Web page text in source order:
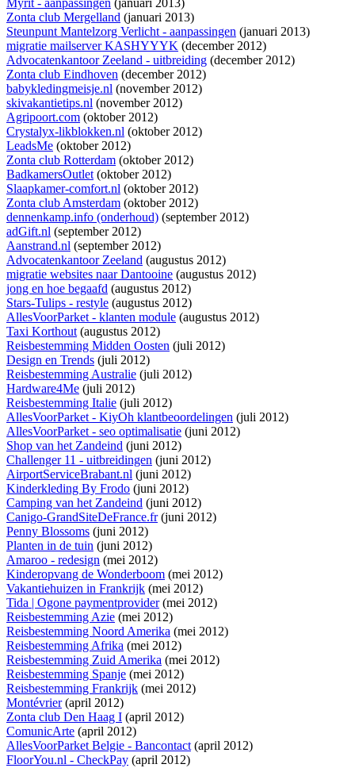
Myrit - aanpassingen (januari 2013)
Zonta club Mergelland (januari 2013)
Steunpunt Mantelzorg Verlicht - aanpassingen (januari 2013)
migratie mailserver KASHYYYK (december 2012)
Advocatenkantoor Zeeland - uitbreiding (december 2012)
Zonta club Eindhoven (december 2012)
babykledingmeisje.nl (november 2012)
skivakantietips.nl (november 2012)
Agripoort.com (oktober 2012)
Crystalyx-likblokken.nl (oktober 2012)
LeadsMe (oktober 2012)
Zonta club Rotterdam (oktober 2012)
BadkamersOutlet(oktober 2012)
Slaapkamer-comfort.nl (oktober 2012)
Zonta club Amsterdam (oktober 2012)
dennenkamp.info (onderhoud) (september 2012)
adGift.nl (september 2012)
Aanstrand.nl (september 2012)
Advocatenkantoor Zeeland (augustus 2012)
migratie websites naar Dantooine (augustus 2012)
jong en hoe begaafd (augustus 2012)
Stars-Tulips - restyle (augustus 2012)
AllesVoorParket - klanten module (augustus 2012)
Taxi Korthout(augustus 2012)
Reisbestemming Midden Oosten (juli 2012)
Design en Trends (juli 2012)
Reisbestemming Australie (juli 2012)
Hardware4Me (juli 2012)
Reisbestemming Italie (juli 2012)
AllesVoorParket - KiyOh klantbeoordelingen (juli 2012)
AllesVoorParket - seo optimalisatie (juni 2012)
Shop van het Zandeind (juni 2012)
Challenger 11 - uitbreidingen (juni 2012)
AirportServiceBrabant.nl (juni 2012)
Kinderkleding By Frodo (juni 2012)
Camping van het Zandeind (juni 2012)
Canigo-GrandSiteDeFrance.fr(juni 2012)
Penny Blossoms (juni 2012)
Planten in de tuin (juni 2012)
Amaroo - redesign (mei 2012)
Kinderopvang de Wonderboom (mei 2012)
Vakantiehuizen in Frankrijk (mei 2012)
Tida | Ogone paymentprovider(mei 2012)
Reisbestemming Azie (mei 2012)
Reisbestemming Noord Amerika (mei 2012)
Reisbestemming Afrika (mei 2012)
Reisbestemming Zuid Amerika (mei 2012)
Reisbestemming Spanje (mei 2012)
Reisbestemming Frankrijk (mei 2012)
Montévrier(april 2012)
Zonta club Den Haag I (april 2012)
ComunicArte (april 2012)
AllesVoorParket Belgie - Bancontact(april 2012)
FloorYou.nl - CheckPay (april 2012)